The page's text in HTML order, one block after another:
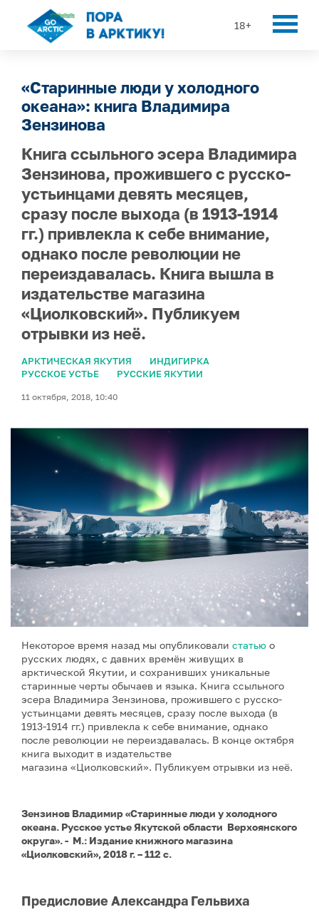
18+
«Старинные люди у холодного
океана»: книга Владимира
Зензинова
Книга ссыльного эсера Владимира
Зензинова, прожившего с русско-
устьинцами девять месяцев,
сразу после выхода (в 1913-1914
гг.) привлекла к себе внимание,
однако после революции не
переиздавалась. Книга вышла в
издательстве магазина
«Циолковский». Публикуем
отрывки из неё.
АРКТИЧЕСКАЯ ЯКУТИЯ
ИНДИГИРКА
РУССКОЕ УСТЬЕ
РУССКИЕ ЯКУТИИ
11 октября, 2018, 10:40
Некоторое время назад мы опубликовали статью о
русских людях, с давних времён живущих в
арктической Якутии, и сохранивших уникальные
старинные черты обычаев и языка. Книга ссыльного
эсера Владимира Зензинова, прожившего с русско-
устьинцами девять месяцев, сразу после выхода (в
1913-1914 гг.) привлекла к себе внимание, однако
после революции не переиздавалась. В конце октября
книга выходит в издательстве
магазина «Циолковский». Публикуем отрывки из неё.
Зензинов Владимир«Старинные люди у холодного
океана. Русское устье Якутской области Верхоянского
округа». - М.: Издание книжного магазина
«Циолковский», 2018 г. – 112 с.
Предисловие Александра Гельвиха